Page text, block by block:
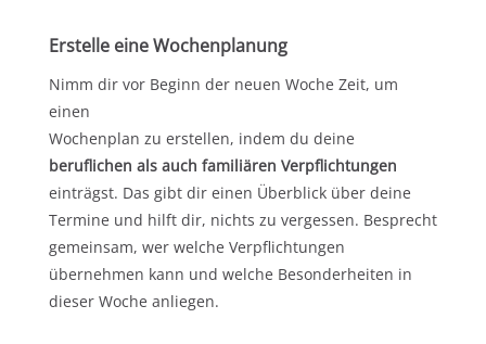
Erstelle eine Wochenplanung
Nimm dir vor Beginn der neuen Woche Zeit, um
einen
Wochenplan zu erstellen, indem du deine
beruflichen als auch familiären Verpflichtungen
einträgst. Das gibt dir einen Überblick über deine
Termine und hilft dir, nichts zu vergessen. Besprecht
gemeinsam, wer welche Verpflichtungen
übernehmen kann und welche Besonderheiten in
dieser Woche anliegen.